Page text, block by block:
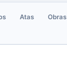
Atas Obras